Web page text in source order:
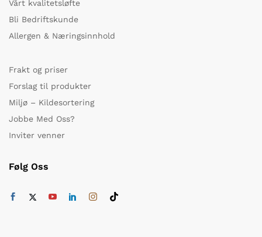
Vårt kvalitetsløfte
Bli Bedriftskunde
Allergen & Næringsinnhold
Frakt og priser
Forslag til produkter
Miljø – Kildesortering
Jobbe Med Oss?
Inviter venner
Følg Oss